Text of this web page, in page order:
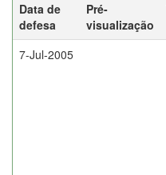
Data de
defesa
Pré-
visualização
7-Jul-2005